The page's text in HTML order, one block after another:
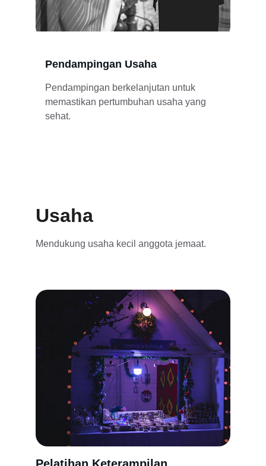
Pendampingan berkelanjutan untuk
memastikan pertumbuhan usaha yang
sehat.
Pendampingan Usaha
Usaha
Mendukung usaha kecil anggota jemaat.